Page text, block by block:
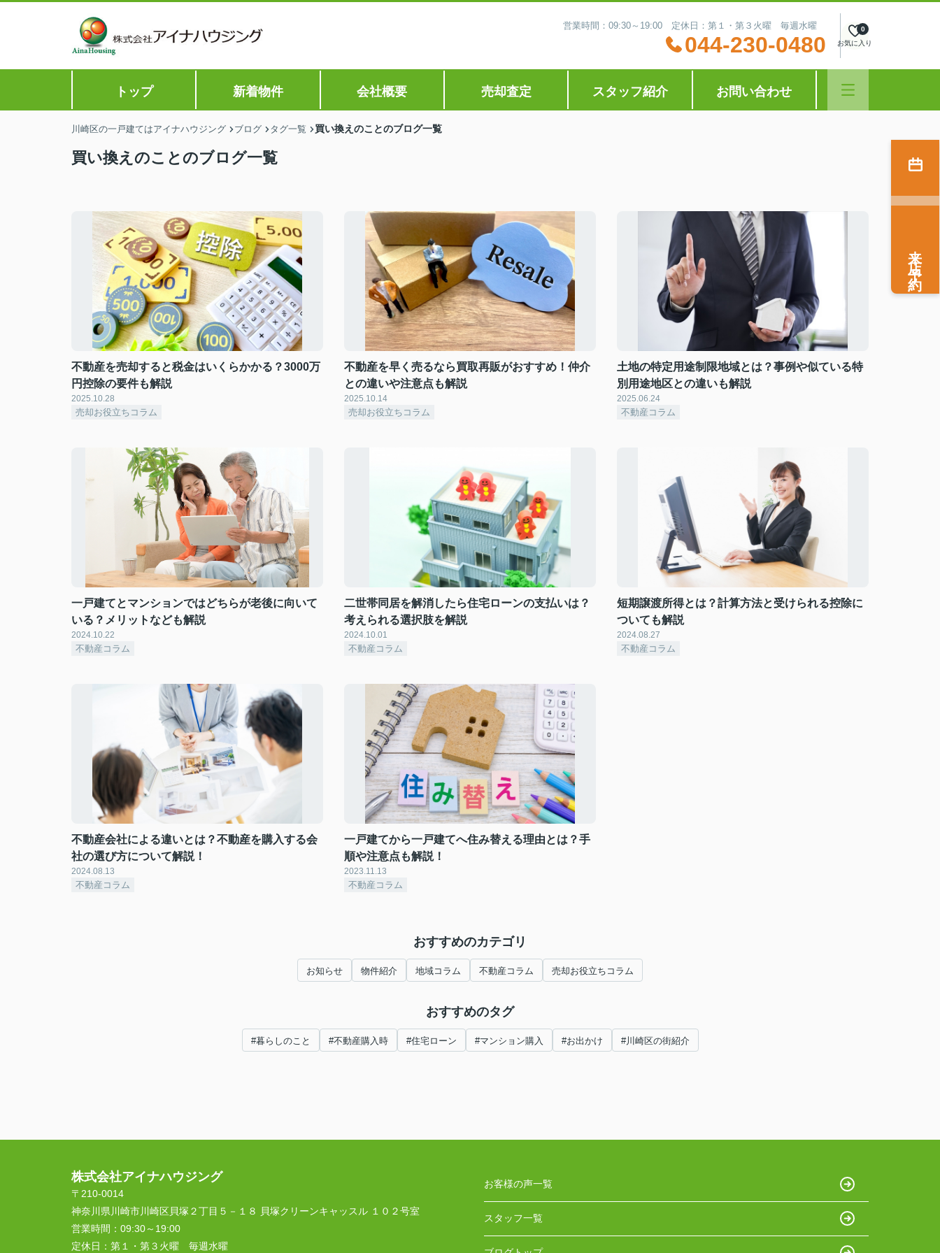
営業時間：09:30～19:00 定休日：第１・第３火曜 毎週水曜
044-230-0480 お気に入り
0
トップ 新着物件 会社概要 売却査定 スタッフ紹介 お問い合わせ
川崎区の一戸建てはアイナハウジング ブログ タグ一覧 買い換えのことのブログ一覧
買い換えのことのブログ一覧
不動産を売却すると税金はいくらかかる？3000万
円控除の要件も解説
2025.10.28
売却お役立ちコラム
不動産を早く売るなら買取再販がおすすめ！仲介
との違いや注意点も解説
2025.10.14
売却お役立ちコラム
土地の特定用途制限地域とは？事例や似ている特
別用途地区との違いも解説
2025.06.24
不動産コラム
一戸建てとマンションではどちらが老後に向いて
いる？メリットなども解説
2024.10.22
不動産コラム
二世帯同居を解消したら住宅ローンの支払いは？
考えられる選択肢を解説
2024.10.01
不動産コラム
短期譲渡所得とは？計算方法と受けられる控除に
ついても解説
2024.08.27
不動産コラム
不動産会社による違いとは？不動産を購入する会
社の選び方について解説！
2024.08.13
不動産コラム
一戸建てから一戸建てへ住み替える理由とは？手
順や注意点も解説！
2023.11.13
不動産コラム
おすすめのカテゴリ
お知らせ 物件紹介 地域コラム 不動産コラム 売却お役立ちコラム
おすすめのタグ
#暮らしのこと #不動産購入時 #住宅ローン #マンション購入 #お出かけ #川崎区の街紹介
来店予約
株式会社アイナハウジング
〒210-0014
神奈川県川崎市川崎区貝塚２丁目５－１８ 貝塚クリーンキャッスル １０２号室
営業時間： 09:30～19:00
定休日： 第１・第３火曜 毎週水曜
お客様の声一覧
スタッフ一覧